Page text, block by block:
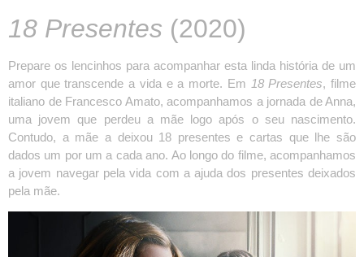
18 Presentes (2020)
Prepare os lencinhos para acompanhar esta linda história de um
amor que transcende a vida e a morte. Em 18 Presentes, filme
italiano de Francesco Amato, acompanhamos a jornada de Anna,
uma jovem que perdeu a mãe logo após o seu nascimento.
Contudo, a mãe a deixou 18 presentes e cartas que lhe são
dados um por um a cada ano. Ao longo do filme, acompanhamos
a jovem navegar pela vida com a ajuda dos presentes deixados
pela mãe.